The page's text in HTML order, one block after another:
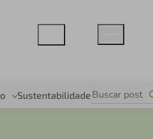
Sustentabilidade